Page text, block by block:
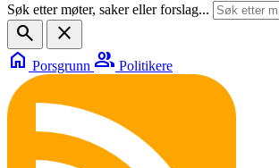
Søk etter møter, saker eller forslag...
search
close
home Porsgrunn group Politikere